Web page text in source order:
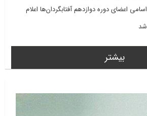
اسامی اعضای دوره دوازدهم آفتابگردان‌ها اعلام
شد
بیشتر